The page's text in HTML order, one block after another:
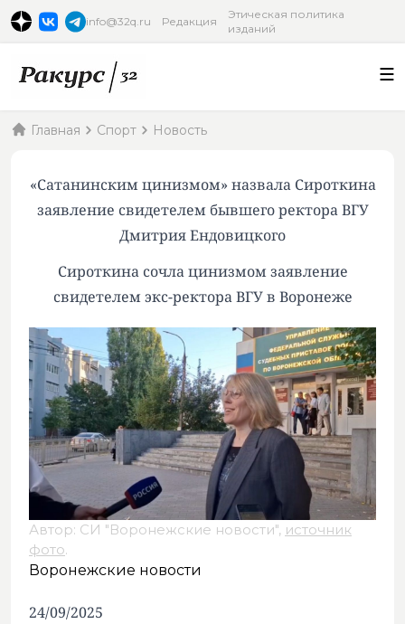
info@32q.ru Редакция
Этическая политика
изданий
Главная Спорт Новость
«Сатанинским цинизмом» назвала Сироткина
заявление свидетелем бывшего ректора ВГУ
Дмитрия Ендовицкого
Сироткина сочла цинизмом заявление
свидетелем экс-ректора ВГУ в Воронеже
Автор: СИ "Воронежские новости", источник
фото.
Воронежские новости
24/09/2025